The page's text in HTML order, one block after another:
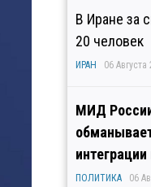
В Иране за
20 человек
ИРАН 06 Августа
МИД
ПОЛИТИКА 06